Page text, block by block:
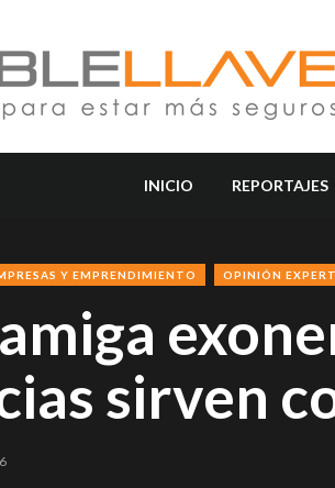
INICIO REPORTAJES
Y EMPRENDIMIENTO OPINIÓN
sirven